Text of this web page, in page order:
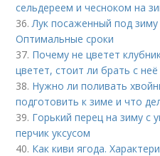
сельдереем и чесноком на
36.Лук посаженный под
Оптимальные сроки
37. Почему не цветет
цветет, стоит ли брать с неё
38. Нужно ли поливать
подготовить к зиме и что
39. Горький перец на зиму с
перчик уксусом
40. Как киви ягода.